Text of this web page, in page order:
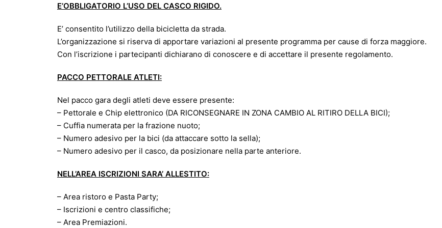
E’OBBLIGATORIO L’USO DEL CASCO RIGIDO.
E’ consentito l’utilizzo della bicicletta da strada.
L’organizzazione si riserva di apportare variazioni al presente programma per cause di forza maggiore.
Con l’iscrizione i partecipanti dichiarano di conoscere e di accettare il presente regolamento.
PACCO PETTORALE ATLETI:
Nel pacco gara degli atleti deve essere presente:
– Pettorale e Chip elettronico (DA RICONSEGNARE IN ZONA CAMBIO AL RITIRO DELLA BICI);
– Cuffia numerata per la frazione nuoto;
– Numero adesivo per la bici (da attaccare sotto la sella);
– Numero adesivo per il casco, da posizionare nella parte anteriore.
NELL’AREA ISCRIZIONI SARA’ ALLESTITO:
– Area ristoro e Pasta Party;
– Iscrizioni e centro classifiche;
– Area Premiazioni.